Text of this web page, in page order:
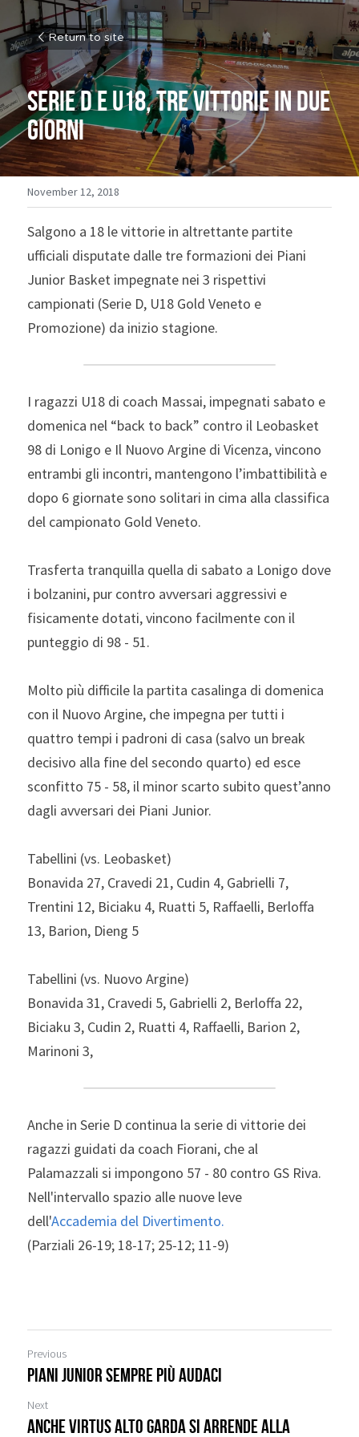
Return to site
SERIE D e U18, tre vittorie in due
giorni
November 12, 2018
Salgono a 18 le vittorie in altrettante partite
ufficiali disputate dalle tre formazioni dei Piani
Junior Basket impegnate nei 3 rispettivi
campionati (Serie D, U18 Gold Veneto e
Promozione) da inizio stagione.
I ragazzi U18 di coach Massai, impegnati sabato e
domenica nel “back to back” contro il Leobasket
98 di Lonigo e Il Nuovo Argine di Vicenza, vincono
entrambi gli incontri, mantengono l’imbattibilità e
dopo 6 giornate sono solitari in cima alla classifica
del campionato Gold Veneto.
Trasferta tranquilla quella di sabato a Lonigo dove
i bolzanini, pur contro avversari aggressivi e
fisicamente dotati, vincono facilmente con il
punteggio di 98 - 51.
Molto più difficile la partita casalinga di domenica
con il Nuovo Argine, che impegna per tutti i
quattro tempi i padroni di casa (salvo un break
decisivo alla fine del secondo quarto) ed esce
sconfitto 75 - 58, il minor scarto subito quest’anno
dagli avversari dei Piani Junior.
Tabellini (vs. Leobasket)
Bonavida 27, Cravedi 21, Cudin 4, Gabrielli 7,
Trentini 12, Biciaku 4, Ruatti 5, Raffaelli, Berloffa
13, Barion, Dieng 5
Tabellini (vs. Nuovo Argine)
Bonavida 31, Cravedi 5, Gabrielli 2, Berloffa 22,
Biciaku 3, Cudin 2, Ruatti 4, Raffaelli, Barion 2,
Marinoni 3,
Anche in Serie D continua la serie di vittorie dei
ragazzi guidati da coach Fiorani, che al
Palamazzali si impongono 57 - 80 contro GS Riva.
Nell'intervallo spazio alle nuove leve
dell'Accademia del Divertimento.
(Parziali 26-19; 18-17; 25-12; 11-9)
Previous
Piani Junior sempre più audaci
Next
Anche Virtus Alto Garda si arrende alla